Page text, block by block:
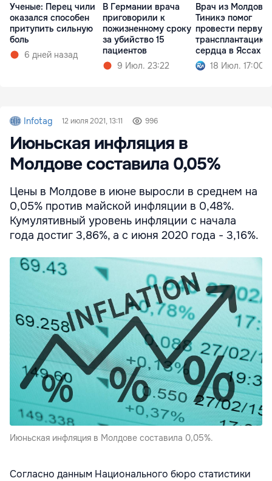
Ученые: Перец чили
оказался способен
притупить сильную
боль
6 дней назад
В Германии врача
приговорили к
пожизненному сроку
за убийство 15
пациентов
9 Июл. 23:22
Врач из Молдовы
Тиникэ помог
провести первую
трансплантацию
сердца в Яссах
18 Июл. 17:00
Infotag 12 июля 2021, 13:11 996
Июньская инфляция в
Молдове составила 0,05%
Цены в Молдове в июне выросли в среднем на
0,05% против майской инфляции в 0,48%.
Кумулятивный уровень инфляции с начала
года достиг 3,86%, а с июня 2020 года - 3,16%.
Июньская инфляция в Молдове составила 0,05%.
Согласно данным Национального бюро статистики